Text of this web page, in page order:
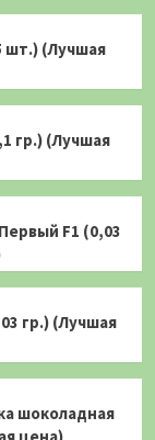
шт.) (Лучшая
гр.) (Лучшая
F1 (0,03
гр.) (Лучшая
шоколадная